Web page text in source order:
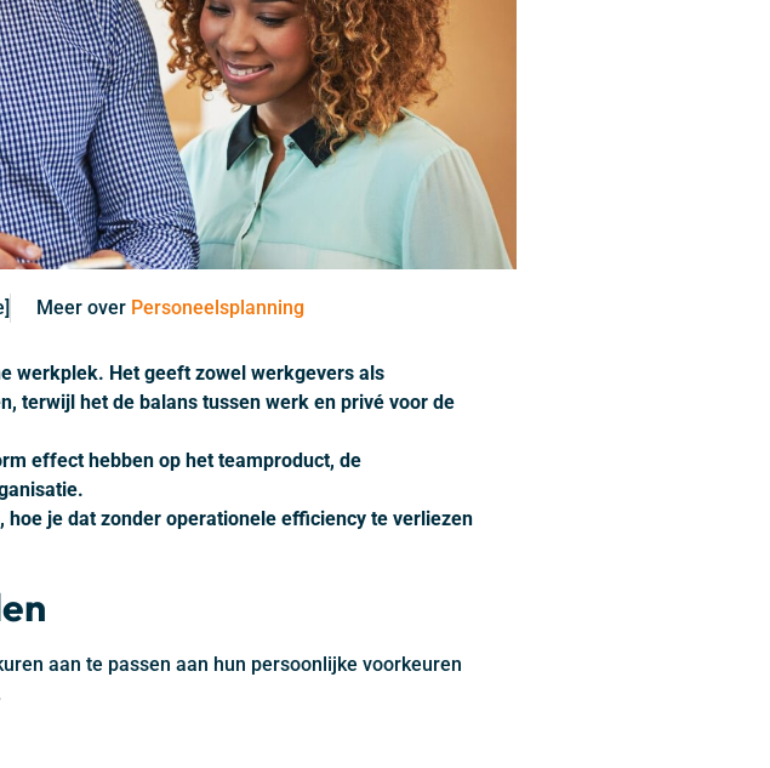
Meer over Personeelsplanning
werkplek. Het geeft zowel werkgevers als
terwijl het de balans tussen werk en privé voor de
effect hebben op het teamproduct, de
je dat zonder operationele efficiency te verliezen
aan te passen aan hun persoonlijke voorkeuren